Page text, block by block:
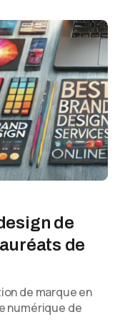
de
de
de marque en
numérique de